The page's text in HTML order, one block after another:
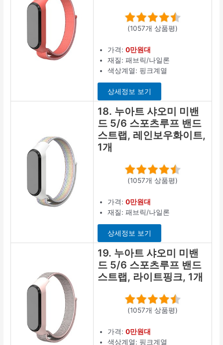
(1057개 상품평)
가격:0만원대
재질: 패브릭/나일론
색상계열: 핑크계열
상세정보 보기
18. 누아트 샤오미 미밴
드 5/6 스포츠루프 밴드
스트랩, 레인보우화이트,
1개
(1057개 상품평)
가격:0만원대
재질: 패브릭/나일론
상세정보 보기
19. 누아트 샤오미 미밴
드 5/6 스포츠루프 밴드
스트랩, 라이트핑크, 1개
(1057개 상품평)
가격:0만원대
색상계열: 핑크계열